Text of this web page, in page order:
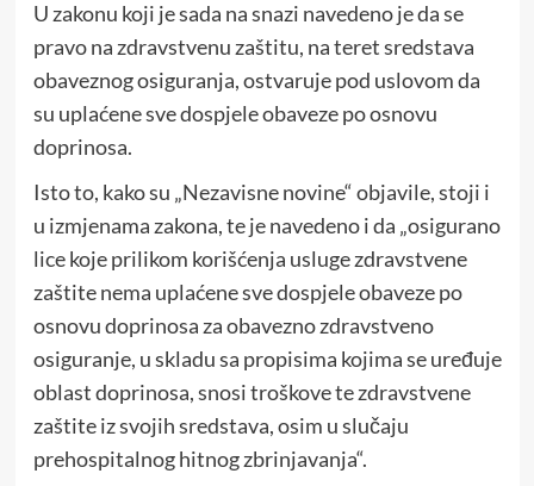
U zakonu koji je sada na snazi navedeno je da se
pravo na zdravstvenu zaštitu, na teret sredstava
obaveznog osiguranja, ostvaruje pod uslovom da
su uplaćene sve dospjele obaveze po osnovu
doprinosa.
Isto to, kako su „Nezavisne novine“ objavile, stoji i
u izmjenama zakona, te je navedeno i da „osigurano
lice koje prilikom korišćenja usluge zdravstvene
zaštite nema uplaćene sve dospjele obaveze po
osnovu doprinosa za obavezno zdravstveno
osiguranje, u skladu sa propisima kojima se uređuje
oblast doprinosa, snosi troškove te zdravstvene
zaštite iz svojih sredstava, osim u slučaju
prehospitalnog hitnog zbrinjavanja“.